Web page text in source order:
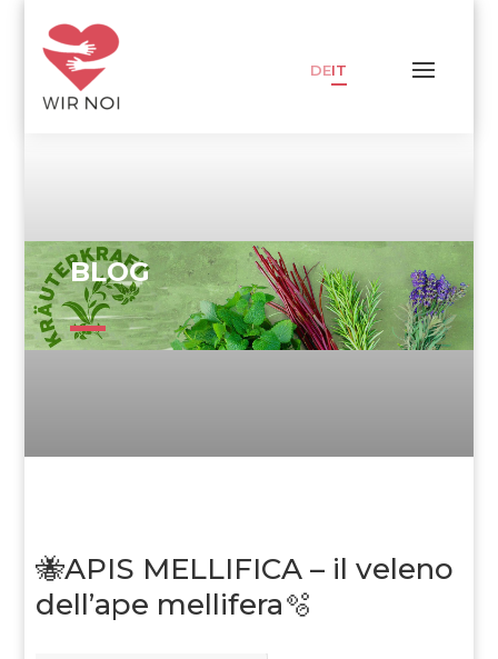
DEIT
BLOG
🐝APIS MELLIFICA – il veleno
dell’ape mellifera🫧